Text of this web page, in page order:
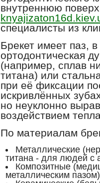
внутреннюю
специалисты из
Брекет имеет паз,
ортодонтическая
(например, сплав
титана) или
при её фиксации
искривлённых
но неуклонно
воздействием
По материалам
Металлические
титана - для людей с
Композитные
металлическим